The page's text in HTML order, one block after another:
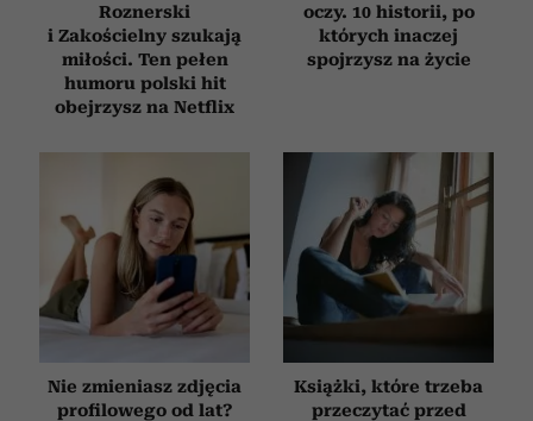
Roznerski
i Zakościelny szukają
miłości. Ten pełen
humoru polski hit
obejrzysz na Netflix
oczy. 10 historii, po
których inaczej
spojrzysz na życie
Nie zmieniasz zdjęcia
profilowego od lat?
Książki, które trzeba
przeczytać przed